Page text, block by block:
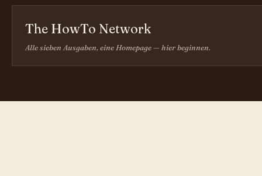
The HowTo Network
Alle sieben Ausgaben, eine Homepage — hier beginnen.